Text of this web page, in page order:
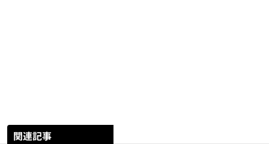
関連記事